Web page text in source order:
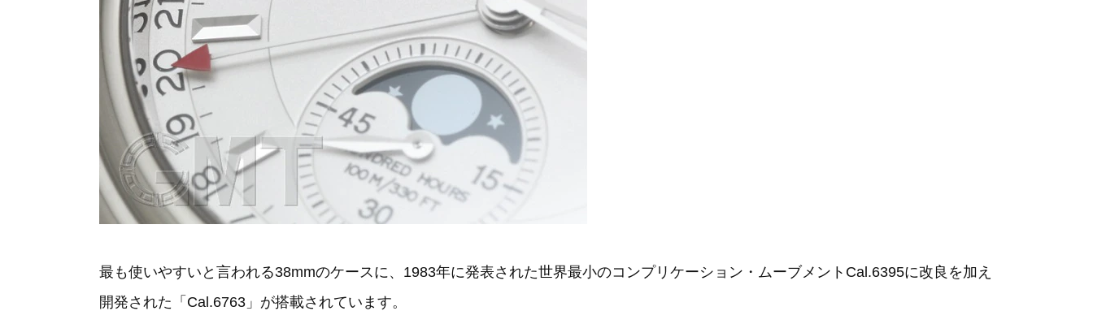
最も使いやすいと言われる38mmのケースに、1983年に発表された世界最小のコンプリケーション・ムーブメントCal.6395に改良を加え
開発された「Cal.6763」が搭載されています。